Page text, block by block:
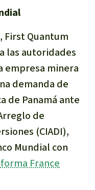
First Quantum
las autoridades
empresa minera
demanda de
de Panamá ante
de
(CIADI),
Mundial con
France